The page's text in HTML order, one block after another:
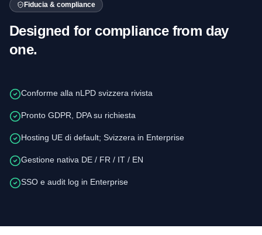
Fiducia & compliance
Designed for compliance from day
one.
Conforme alla nLPD svizzera rivista
Pronto GDPR, DPA su richiesta
Hosting UE di default; Svizzera in Enterprise
Gestione nativa DE / FR / IT / EN
SSO e audit log in Enterprise